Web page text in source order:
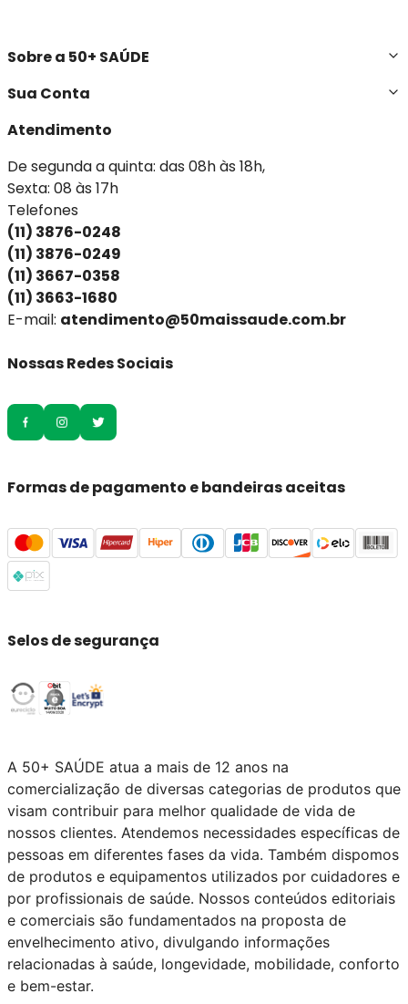
Sobre a 50+ SAÚDE
Sua Conta
Atendimento
De segunda a quinta: das 08h às 18h,
Sexta: 08 às 17h
Telefones
(11) 3876-0248
(11) 3876-0249
(11) 3667-0358
(11) 3663-1680
E-mail: atendimento@50maissaude.com.br
Nossas Redes Sociais
Formas de pagamento e bandeiras aceitas
Selos de segurança
A 50+ SAÚDE atua a mais de 12 anos na
comercialização de diversas categorias de produtos que
visam contribuir para melhor qualidade de vida de
nossos clientes. Atendemos necessidades específicas de
pessoas em diferentes fases da vida. Também dispomos
de produtos e equipamentos utilizados por cuidadores e
por profissionais de saúde. Nossos conteúdos editoriais
e comerciais são fundamentados na proposta de
envelhecimento ativo, divulgando informações
relacionadas à saúde, longevidade, mobilidade, conforto
e bem-estar.